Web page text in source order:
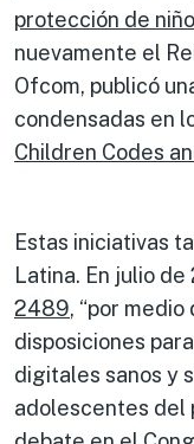
protección de
nuevamente el
Ofcom, publicó
condensadas en
Children Codes
Estas iniciativas
Latina. En julio de
2489, “por
disposiciones
digitales sanos y
adolescentes del